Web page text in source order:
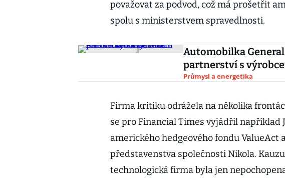
považovat za podvod, což má prošetřit
spolu s ministerstvem spravedlnosti.
Automobilka
partnerství s
Průmysl a energetika
Firma kritiku odrážela na několika
se pro Financial Times vyjádřil například
amerického hedgeového fondu ValueAct
představenstva společnosti Nikola.
technologická firma byla jen